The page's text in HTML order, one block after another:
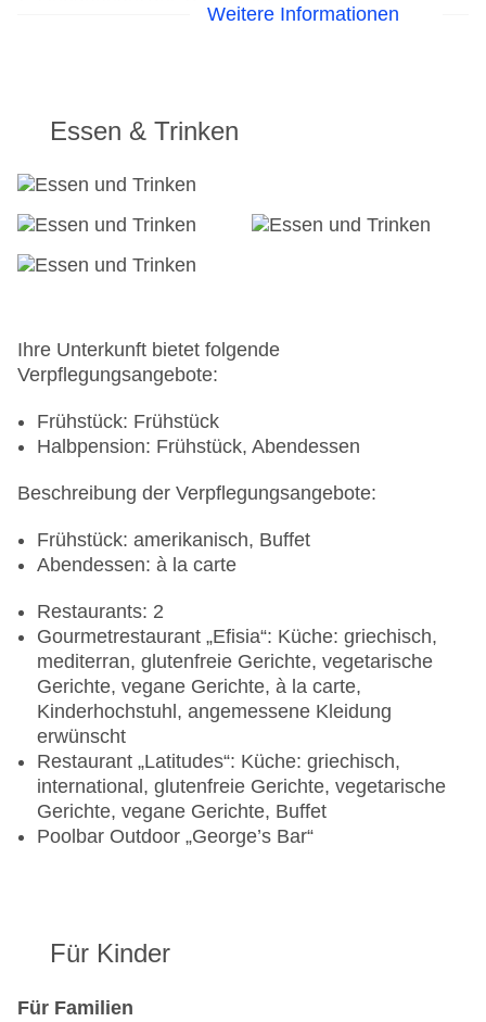
Landeskategorie: 5 SterneWeitere Informationen
Essen & Trinken
Ihre Unterkunft bietet folgende
Verpflegungsangebote:
Frühstück: Frühstück
Halbpension: Frühstück, Abendessen
Beschreibung der Verpflegungsangebote:
Frühstück: amerikanisch, Buffet
Abendessen: à la carte
Restaurants: 2
Gourmetrestaurant „Efisia“: Küche: griechisch,
mediterran, glutenfreie Gerichte, vegetarische
Gerichte, vegane Gerichte, à la carte,
Kinderhochstuhl, angemessene Kleidung
erwünscht
Restaurant „Latitudes“: Küche: griechisch,
international, glutenfreie Gerichte, vegetarische
Gerichte, vegane Gerichte, Buffet
Poolbar Outdoor „George’s Bar“
Für Kinder
Für Familien